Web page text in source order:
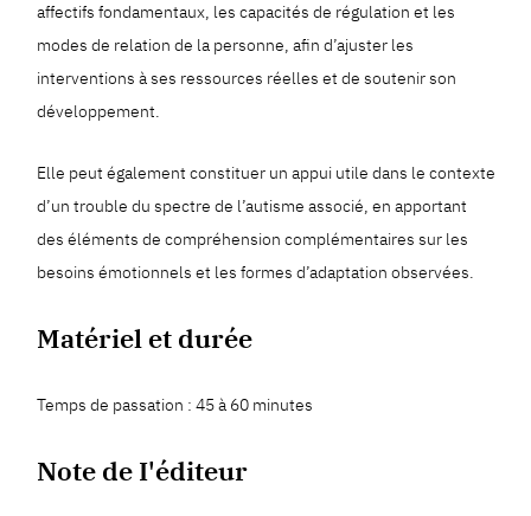
affectifs fondamentaux, les capacités de régulation et les
modes de relation de la personne, afin d’ajuster les
interventions à ses ressources réelles et de soutenir son
développement.
Elle peut également constituer un appui utile dans le contexte
d’un trouble du spectre de l’autisme associé, en apportant
des éléments de compréhension complémentaires sur les
besoins émotionnels et les formes d’adaptation observées.
Matériel et durée
Temps de passation : 45 à 60 minutes
Note de I'éditeur